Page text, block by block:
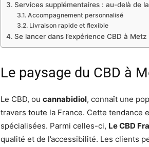
Services supplémentaires : au-delà de
Accompagnement personnalisé
Livraison rapide et flexible
Se lancer dans l’expérience CBD à Metz
Le paysage du CBD à
Le CBD, ou cannabidiol, connaît une
travers toute la France. Cette tendance
spécialisées. Parmi celles-ci, Le CBD
qualité et de l’accessibilité. Les clients